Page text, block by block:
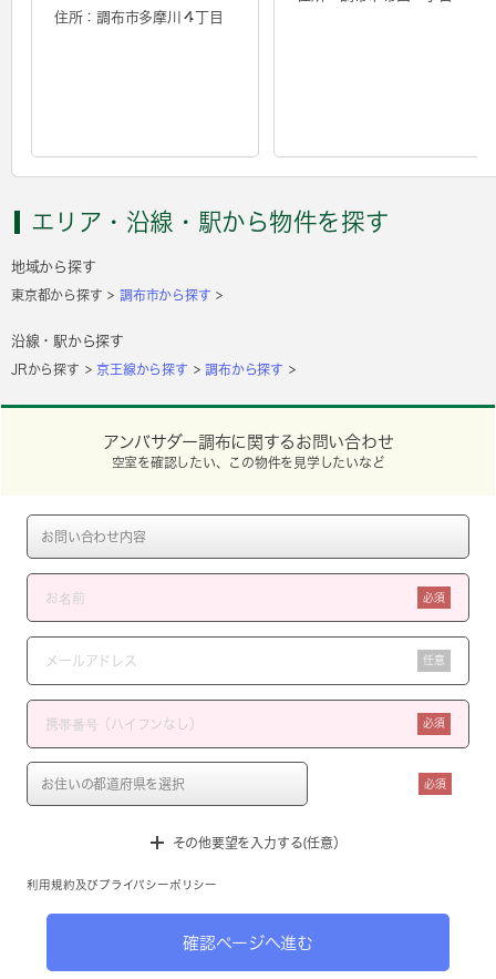
住所：調布市多摩川４丁目
エリア・沿線・駅から物件を探す
地域から探す
東京都から探す 調布市から探す
沿線・駅から探す
JRから探す 京王線から探す 調布から探す
アンバサダー調布に関するお問い合わせ
空室を確認したい、この物件を見学したいなど
必須
任意
必須
必須
その他要望を入力する(任意）
利用規約 及び プライバシーポリシー
確認ページへ進む